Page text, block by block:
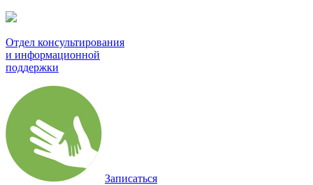
Отдел консультирования
и информационной
поддержки
Записаться